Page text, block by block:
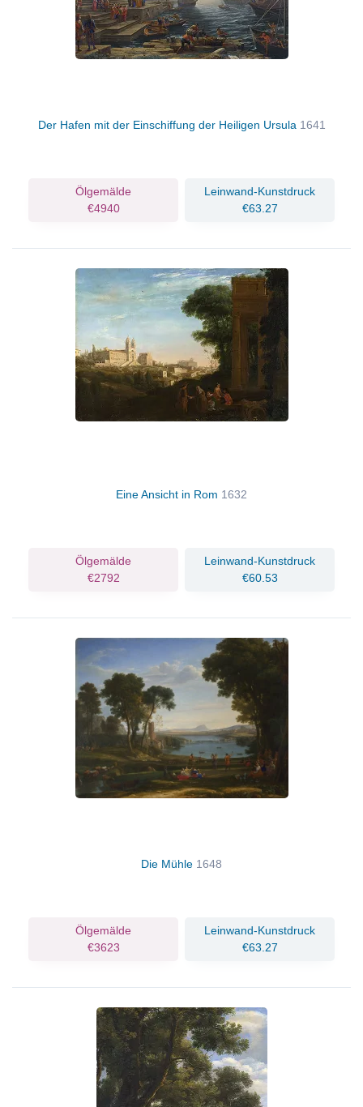
Der Hafen mit der Einschiffung der Heiligen Ursula 1641
Ölgemälde
€4940
Leinwand-Kunstdruck
€63.27
Eine Ansicht in Rom 1632
Ölgemälde
€2792
Leinwand-Kunstdruck
€60.53
Die Mühle 1648
Ölgemälde
€3623
Leinwand-Kunstdruck
€63.27